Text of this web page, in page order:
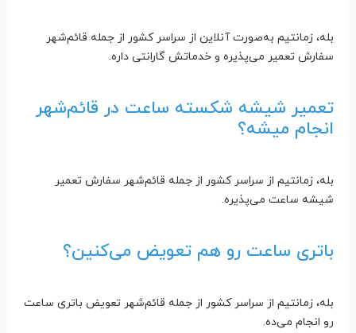
بله، زمانتیم به‌صورت آنلاین از سراسر کشور از جمله قائم‌شهر
سفارش تعمیر می‌پذیره و خدماتش گارانتی داره.
تعمیر شیشه شکسته ساعت در قائم‌شهر
انجام میشه؟
بله، زمانتیم از سراسر کشور از جمله قائم‌شهر سفارش تعمیر
شیشه ساعت می‌پذیره.
باتری ساعت رو هم تعویض می‌کنین؟
بله، زمانتیم از سراسر کشور از جمله قائم‌شهر تعویض باتری ساعت
رو انجام می‌ده.